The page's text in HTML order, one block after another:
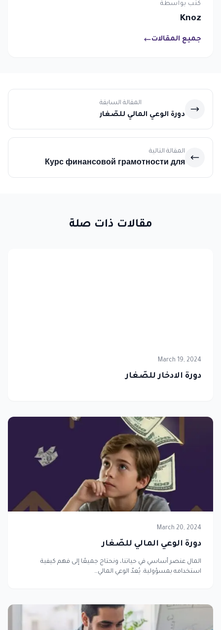
كتب بواسطة
Knoz
جميع المقالات
المقالة السابقة
دورة الوعي المالي للصّغار
المقالة التالية
Курс финансовой грамотности для
مقالات ذات صلة
March 19, 2024
دورة الادخار للصّغار
March 20, 2024
دورة الوعي المالي للصّغار
المال عنصر أساسي في حياتنا، ونحتاج جميعًا إلى فهم كيفية
استخدامه بمسؤولية. يُعدّ الوعي المالي…